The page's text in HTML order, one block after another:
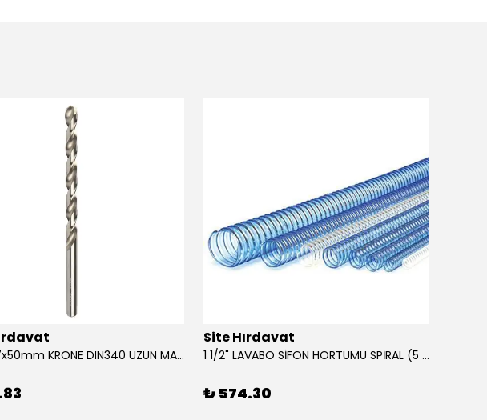
0.80x27x50mm KRONE DIN340 UZUN MATKAP UCU HSS 10 Adet
Site Hırdavat
1 1/2" LAVABO SİFON HORTUMU SPİRAL (5 MT)
₺ 574.30